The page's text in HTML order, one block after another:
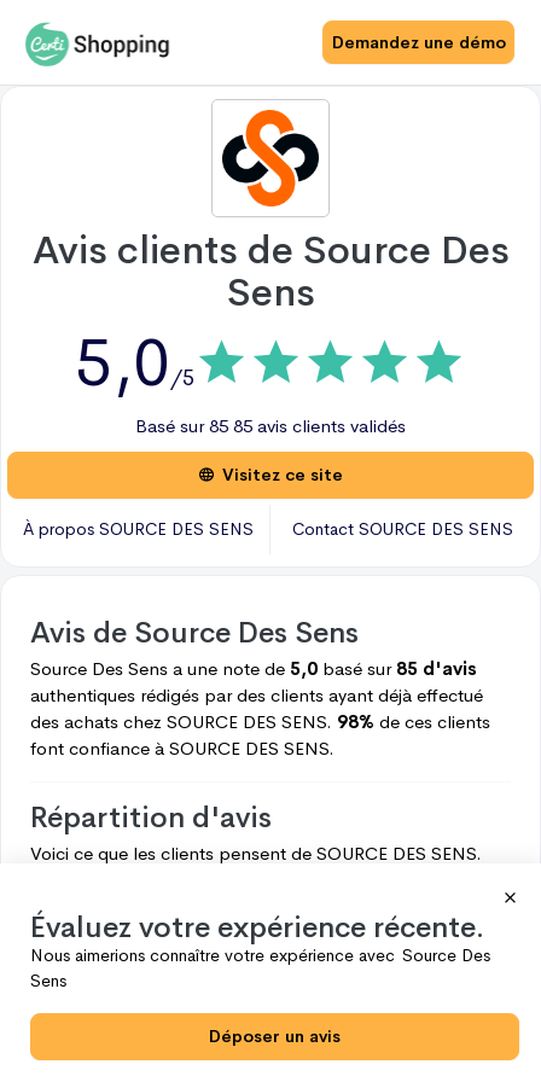
Demandez une démo
Avis clients de Source Des
Sens
5,0 /5
Basé sur85 85 avis clients validés
Visitez ce site
À propos SOURCE DES SENS Contact SOURCE DES SENS
Avis de Source Des Sens
Source Des Sens a une note de 5,0 basé sur 85 d'avis
authentiques rédigés par des clients ayant déjà effectué
des achats chez SOURCE DES SENS. 98% de ces clients
font confiance à SOURCE DES SENS.
Répartition d'avis
Voici ce que les clients pensent de SOURCE DES SENS.
83
4
3
2 0
Évaluez votre expérience récente.
Nous aimerions connaître votre expérience avec Source Des
Sens
Déposer un avis